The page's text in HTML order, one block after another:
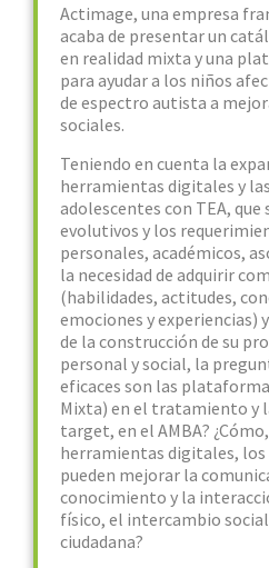
Actimage, una empresa
acaba de presentar un
en realidad mixta y una
para ayudar a los niños
de espectro autista a
sociales.
Teniendo en cuenta la
herramientas digitales y
adolescentes con TEA,
evolutivos y los
personales, académicos,
la necesidad de adquirir
(habilidades, actitudes,
emociones y experiencias)
de la construcción de su
personal y social, la
eficaces son las
Mixta) en el tratamiento y
target, en el AMBA?
herramientas digitales, los
pueden mejorar la
conocimiento y la
físico, el intercambio
ciudadana?